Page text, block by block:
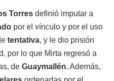
Torres definió imputar a
por el vínculo y por el uso
tentativa, y le dio prisión
por lo que Mirta regresó a
de Guaymallén. Además,